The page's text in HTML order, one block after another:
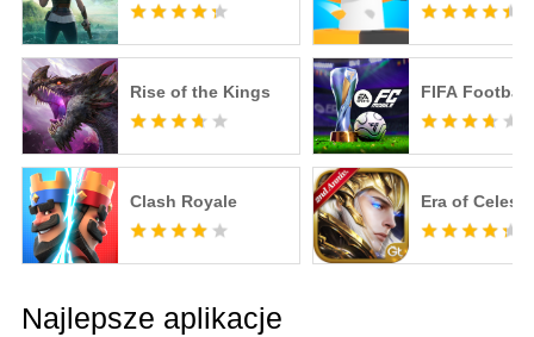
Rise of the Kings FIFA Football
Clash Royale Era of
Najlepsze aplikacje